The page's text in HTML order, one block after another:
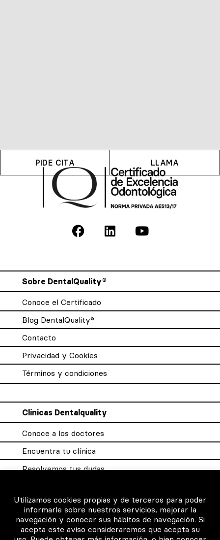
PIDE CITA LLAMA
Sobre DentalQuality®
Conoce el Certificado
Blog DentalQuality®
Contacto
Privacidad y Cookies
Términos y condiciones
Clínicas Dentalquality
Conoce a los doctores
Encuentra tu clínica
Resolvemos tus dudas
Para los profesionales
Utilizamos cookies propias y de terceros para poder
informarle sobre nuestros servicios, mejorar la
navegación y conocer sus hábitos de navegación. Si
acepta este aviso consideraremos que acepta su